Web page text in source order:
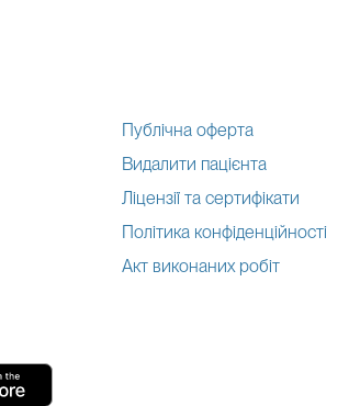
Публічна оферта
Видалити пацієнта
Ліцензії та сертифікати
Політика конфіденційності
Акт виконаних робіт